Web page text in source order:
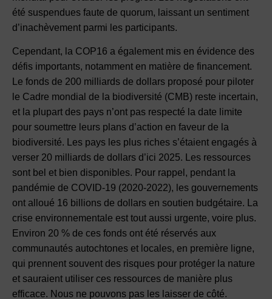
été suspendues faute de quorum, laissant un sentiment
d’inachèvement parmi les participants.
Cependant, la COP16 a également mis en évidence des
défis importants, notamment en matière de financement.
Le fonds de 200 milliards de dollars proposé pour piloter
le Cadre mondial de la biodiversité (CMB) reste incertain,
et la plupart des pays n’ont pas respecté la date limite
pour soumettre leurs plans d’action en faveur de la
biodiversité. Les pays les plus riches s’étaient engagés à
verser 20 milliards de dollars d’ici 2025. Les ressources
sont bel et bien disponibles. Pour rappel, pendant la
pandémie de COVID-19 (2020-2022), les gouvernements
ont alloué 16 billions de dollars en soutien budgétaire. La
crise environnementale est tout aussi urgente, voire plus.
Environ 20 % de ces fonds ont été réservés aux
communautés autochtones et locales, en première ligne,
qui prennent souvent des risques pour protéger la nature
et sauraient utiliser ces ressources de manière plus
efficace. Nous ne pouvons pas les laisser de côté.